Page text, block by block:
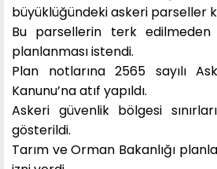
büyüklüğündeki askeri parseller
Bu parsellerin terk
planlanması istendi.
Plan notlarına 2565 sayılı
Kanunu’na atıf yapıldı.
Askeri güvenlik bölgesi
gösterildi.
Tarım ve Orman Bakanlığı